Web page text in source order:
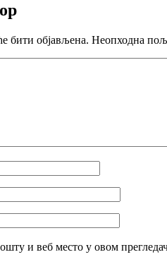
бити објављена. Неопходна
и веб место у овом